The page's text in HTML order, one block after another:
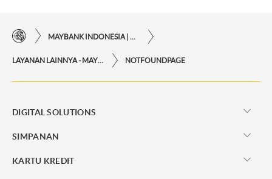
MAYBANK INDONESIA | KEMUDAHAN TRANSAKSI FINANSIAL DI UJUNG JARI ANDA
LAYANAN LAINNYA - MAYBANK INDONESIA NOTFOUNDPAGE
DIGITAL SOLUTIONS
SIMPANAN
KARTU KREDIT